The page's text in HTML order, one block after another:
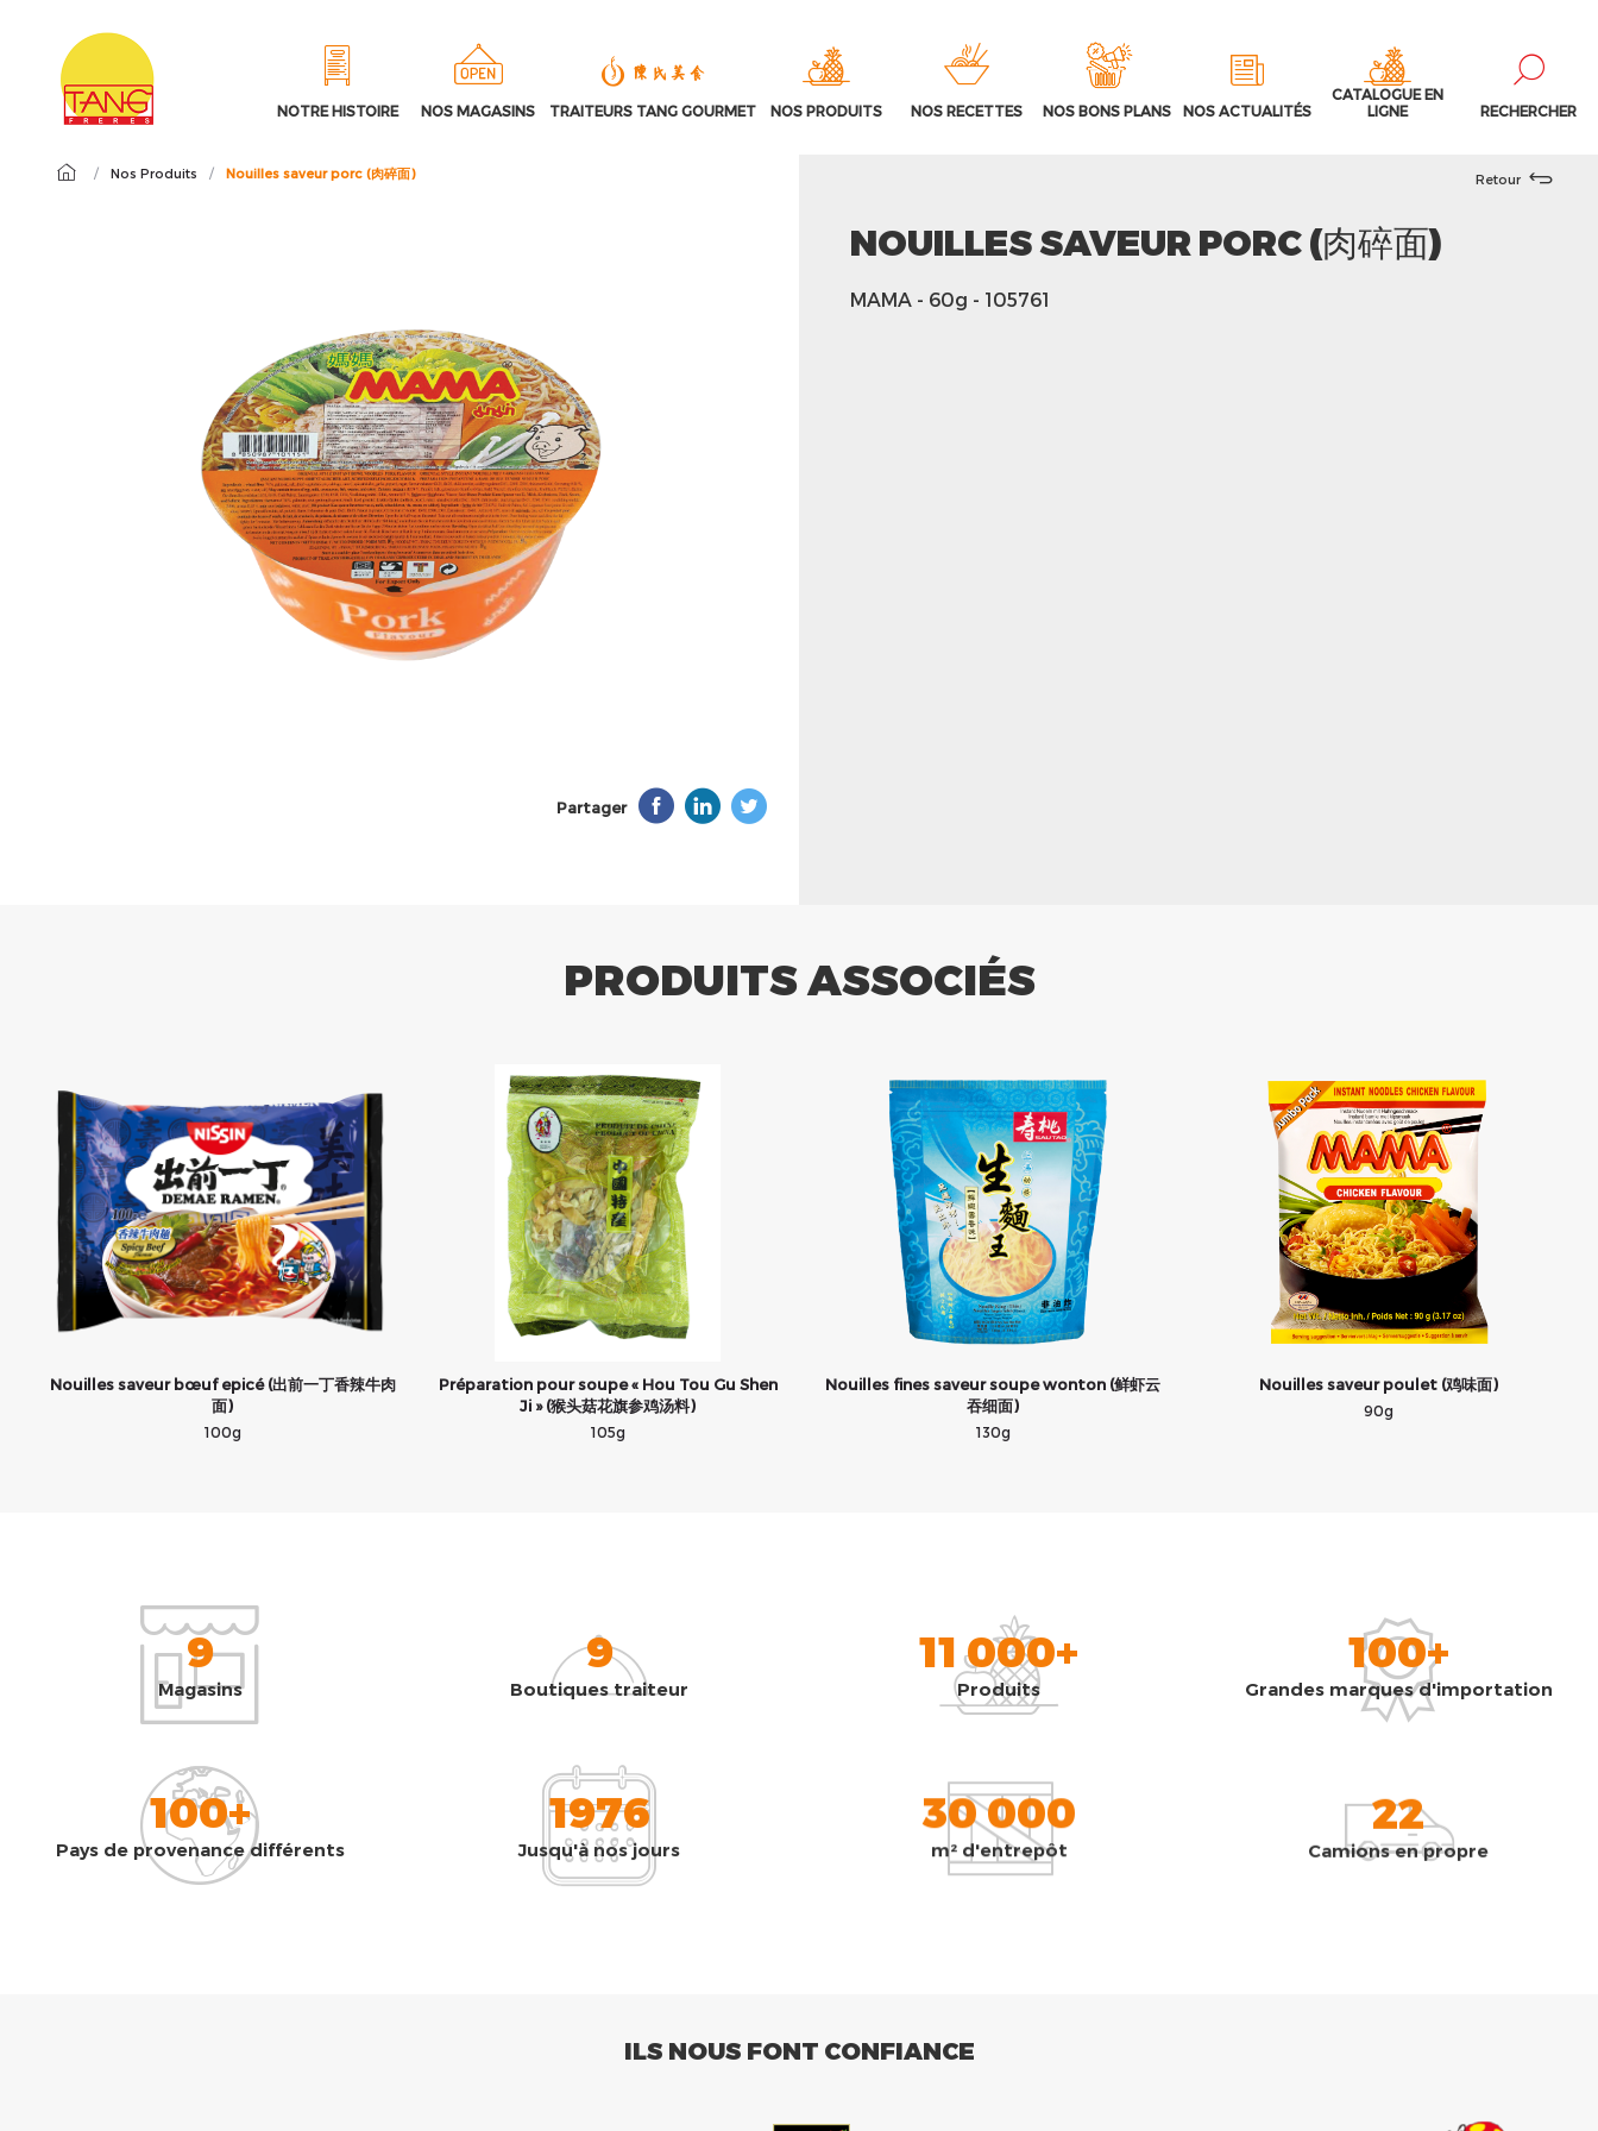
NOTRE HISTOIRE NOS MAGASINS TRAITEURS TANG GOURMET NOS PRODUITS NOS RECETTES NOS BONS PLANS NOS ACTUALITÉS
CATALOGUE EN
LIGNE
RECHERCHER
/ Nos Produits / Nouilles saveur porc (肉碎面)
Partager
Retour
NOUILLES SAVEUR PORC (肉碎面)
MAMA - 60g - 105761
PRODUITS ASSOCIÉS
Nouilles saveur bœuf epicé (出前一丁香辣牛肉
面)
100g
Préparation pour soupe « Hou Tou Gu Shen
Ji » (猴头菇花旗参鸡汤料)
105g
Nouilles fines saveur soupe wonton (鲜虾云
吞细面)
130g
Nouilles saveur poulet (鸡味面)
90g
9
Magasins
9
Boutiques traiteur
11 000+
Produits
100+
Grandes marques d'importation
100+
Pays de provenance différents
1976
Jusqu'à nos jours
30 000
m² d'entrepôt
22
Camions en propre
ILS NOUS FONT CONFIANCE